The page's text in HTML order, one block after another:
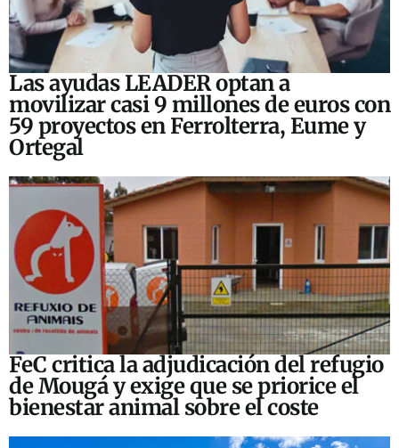
Las ayudas LEADER optan a
movilizar casi 9 millones de euros con
59 proyectos en Ferrolterra, Eume y
Ortegal
FeC critica la adjudicación del refugio
de Mougá y exige que se priorice el
bienestar animal sobre el coste